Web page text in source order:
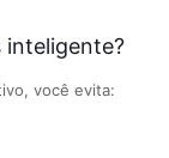
inteligente?
você evita: